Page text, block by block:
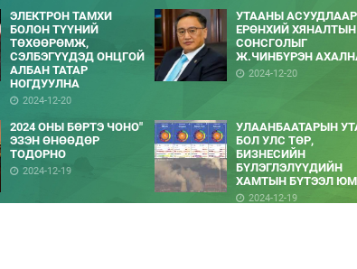
ЭЛЕКТРОН ТАМХИ
БОЛОН ТҮҮНИЙ
ТӨХӨӨРӨМЖ,
СЭЛБЭГҮҮДЭД ОНЦГОЙ
АЛБАН ТАТАР
НОГДУУЛНА
2024-12-20
УТААНЫ АСУУДЛААР
ЕРӨНХИЙ ХЯНАЛТЫН
СОНСГОЛЫГ
Ж.ЧИНБҮРЭН
2024-12-20
2024 ОНЫ БӨРТЭ ЧОНО"
ЭЗЭН ӨНӨӨДӨР
ТОДОРНО
2024-12-19
УЛААНБААТАРЫН
БОЛ УЛС ТӨР,
БИЗНЕСИЙН
БҮЛЭГЛЭЛҮҮДИЙН
ХАМТЫН БҮТЭЭЛ ЮМ
2024-12-19